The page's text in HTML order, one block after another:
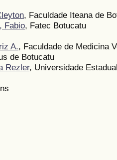
, Faculdade Iteana de
Fabio, Fatec Botucatu
A., Faculdade de Medicina
de Botucatu
Rezler, Universidade